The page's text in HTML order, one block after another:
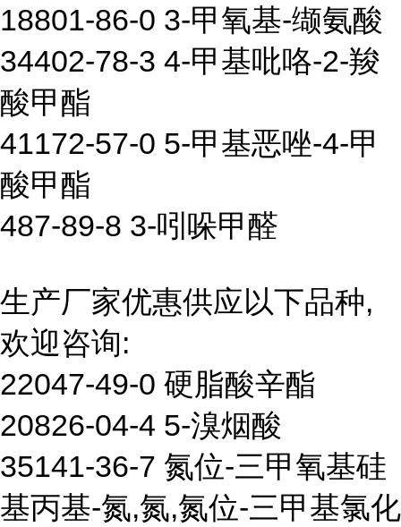
18801-86-0 3-甲氧基-缬氨酸
34402-78-3 4-甲基吡咯-2-羧
酸甲酯
41172-57-0 5-甲基恶唑-4-甲
酸甲酯
487-89-8 3-吲哚甲醛
生产厂家优惠供应以下品种,
欢迎咨询:
22047-49-0 硬脂酸辛酯
20826-04-4 5-溴烟酸
35141-36-7 氮位-三甲氧基硅
基丙基-氮,氮,氮位-三甲基氯化